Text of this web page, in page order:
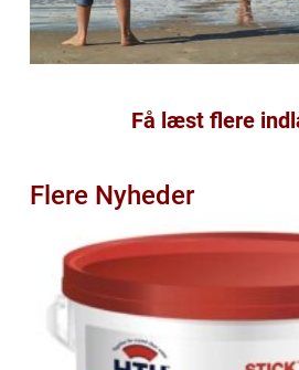
Få læst flere
Flere Nyheder